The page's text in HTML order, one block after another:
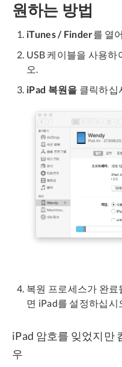
원하는 방법
iTunes / Finder를 열
USB 케이블을 사용
오.
iPad 복원을 클릭하십
복원 프로세스가 완료
면 iPad를 설정하십시
iPad 암호를 잊었지만
우